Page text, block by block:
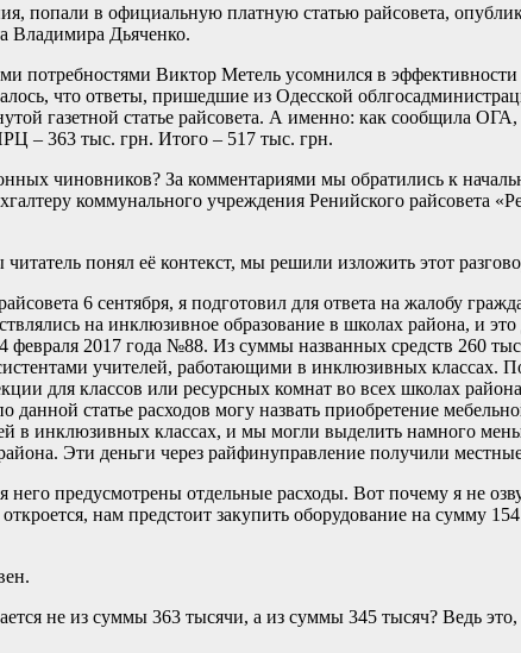
попали в официальную платную статью райсовета,
Владимира Дьяченко.
потребностями Виктор Метель усомнился в
что ответы, пришедшие из Одесской
газетной статье райсовета. А именно: как сообщила
– 363 тыс. грн. Итого – 517 тыс. грн.
чиновников? За комментариями мы обратились к
коммунального учреждения Ренийского райсовета
понял её контекст, мы решили изложить этот
6 сентября, я подготовил для ответа на жалобу
на инклюзивное образование в школах района, и
2017 года №88. Из суммы названных средств 260
учителей, работающими в инклюзивных классах.
для классов или ресурсных комнат во всех школах
статье расходов могу назвать приобретение
в инклюзивных классах, и мы могли выделить намного
Эти деньги через райфинуправление получили
предусмотрены отдельные расходы. Вот почему я не
нам предстоит закупить оборудование на сумму
не из суммы 363 тысячи, а из суммы 345 тысяч? Ведь